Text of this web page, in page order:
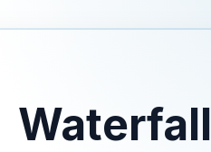
Waterfall